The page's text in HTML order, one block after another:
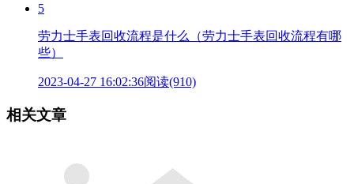
5
劳力士手表回收流程是什么（劳力士手表回收流程有哪
些）
2023-04-27 16:02:36阅读(910)
相关文章